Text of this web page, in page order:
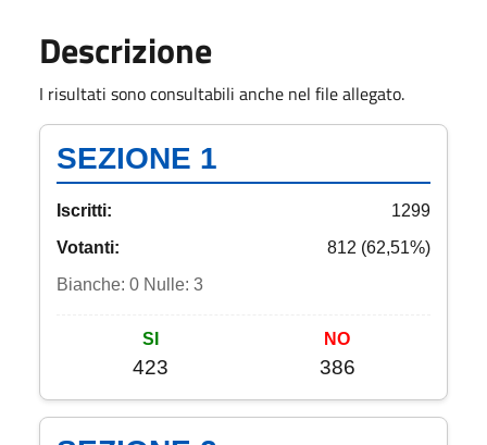
Descrizione
I risultati sono consultabili anche nel file allegato.
SEZIONE 1
Iscritti:
1299
Votanti:
812 (62,51%)
Bianche: 0 Nulle: 3
SI
423
NO
386